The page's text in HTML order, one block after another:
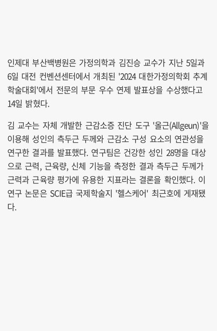
인제대 부산백병원은 가정의학과 김진승 교수가 지난 5일과
6일 대전 컨벤션센터에서 개최된 '2024 대한가정의학회 추계
학술대회'에서 전문의 부문 우수 연제 발표상을 수상했다고
14일 밝혔다.
김 교수는 자체 개발한 근감소증 진단 도구 '올근(Allgeun)'을
이용해 성인의 측두근 두께와 근감소 구성 요소의 연관성을
연구한 결과를 발표했다. 연구팀은 건강한 성인 28명을 대상
으로 근력, 근육량, 신체 기능을 측정한 결과 측두근 두께가
근력과 근육량 평가에 유용한 지표라는 결론을 확인했다. 이
연구 논문은 SCIE급 국제학술지 '헬스케어' 최근호에 게재됐
다.